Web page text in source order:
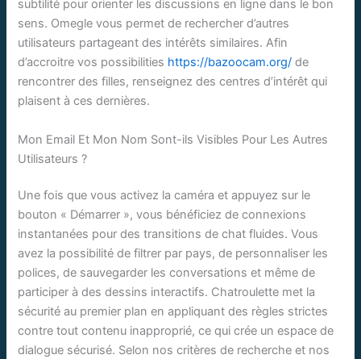
subtilité pour orienter les discussions en ligne dans le bon
sens. Omegle vous permet de rechercher d’autres
utilisateurs partageant des intérêts similaires. Afin
d’accroitre vos possibilities https://bazoocam.org/ de
rencontrer des filles, renseignez des centres d’intérêt qui
plaisent à ces dernières.
Mon Email Et Mon Nom Sont-ils Visibles Pour Les Autres
Utilisateurs ?
Une fois que vous activez la caméra et appuyez sur le
bouton « Démarrer », vous bénéficiez de connexions
instantanées pour des transitions de chat fluides. Vous
avez la possibilité de filtrer par pays, de personnaliser les
polices, de sauvegarder les conversations et même de
participer à des dessins interactifs. Chatroulette met la
sécurité au premier plan en appliquant des règles strictes
contre tout contenu inapproprié, ce qui crée un espace de
dialogue sécurisé. Selon nos critères de recherche et nos